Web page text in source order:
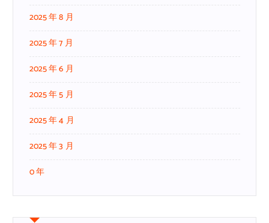
2025 年 8 月
2025 年 7 月
2025 年 6 月
2025 年 5 月
2025 年 4 月
2025 年 3 月
0 年